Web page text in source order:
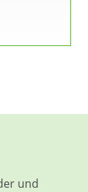
und